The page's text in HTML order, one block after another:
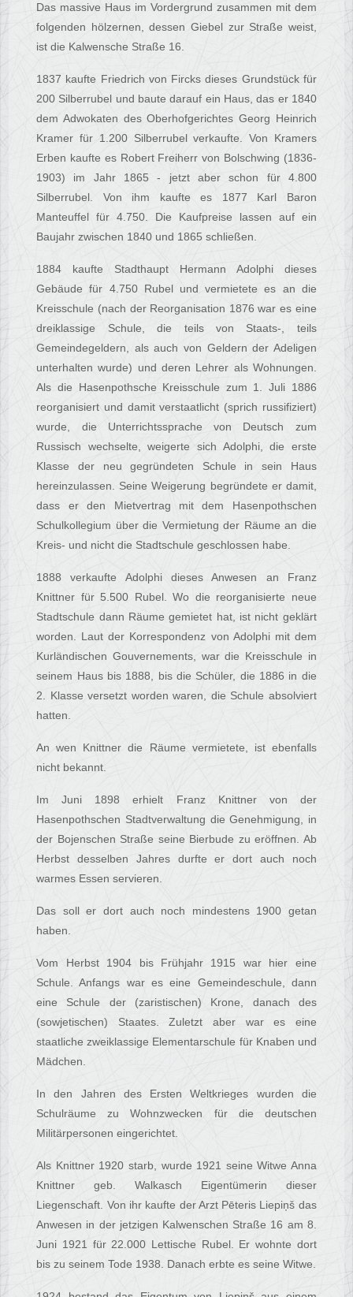
Das massive Haus im Vordergrund zusammen mit dem
folgenden hölzernen, dessen Giebel zur Straße weist,
ist die Kalwensche Straße 16.
1837 kaufte Friedrich von Fircks dieses Grundstück für
200 Silberrubel und baute darauf ein Haus, das er 1840
dem Adwokaten des Oberhofgerichtes Georg Heinrich
Kramer für 1.200 Silberrubel verkaufte. Von Kramers
Erben kaufte es Robert Freiherr von Bolschwing (1836-
1903) im Jahr 1865 - jetzt aber schon für 4.800
Silberrubel. Von ihm kaufte es 1877 Karl Baron
Manteuffel für 4.750. Die Kaufpreise lassen auf ein
Baujahr zwischen 1840 und 1865 schließen.
1884 kaufte Stadthaupt Hermann Adolphi dieses
Gebäude für 4.750 Rubel und vermietete es an die
Kreisschule (nach der Reorganisation 1876 war es eine
dreiklassige Schule, die teils von Staats-, teils
Gemeindegeldern, als auch von Geldern der Adeligen
unterhalten wurde) und deren Lehrer als Wohnungen.
Als die Hasenpothsche Kreisschule zum 1. Juli 1886
reorganisiert und damit verstaatlicht (sprich russifiziert)
wurde, die Unterrichtssprache von Deutsch zum
Russisch wechselte, weigerte sich Adolphi, die erste
Klasse der neu gegründeten Schule in sein Haus
hereinzulassen. Seine Weigerung begründete er damit,
dass er den Mietvertrag mit dem Hasenpothschen
Schulkollegium über die Vermietung der Räume an die
Kreis- und nicht die Stadtschule geschlossen habe.
1888 verkaufte Adolphi dieses Anwesen an Franz
Knittner für 5.500 Rubel. Wo die reorganisierte neue
Stadtschule dann Räume gemietet hat, ist nicht geklärt
worden. Laut der Korrespondenz von Adolphi mit dem
Kurländischen Gouvernements, war die Kreisschule in
seinem Haus bis 1888, bis die Schüler, die 1886 in die
2. Klasse versetzt worden waren, die Schule absolviert
hatten.
An wen Knittner die Räume vermietete, ist ebenfalls
nicht bekannt.
Im Juni 1898 erhielt Franz Knittner von der
Hasenpothschen Stadtverwaltung die Genehmigung, in
der Bojenschen Straße seine Bierbude zu eröffnen. Ab
Herbst desselben Jahres durfte er dort auch noch
warmes Essen servieren.
Das soll er dort auch noch mindestens 1900 getan
haben.
Vom Herbst 1904 bis Frühjahr 1915 war hier eine
Schule. Anfangs war es eine Gemeindeschule, dann
eine Schule der (zaristischen) Krone, danach des
(sowjetischen) Staates. Zuletzt aber war es eine
staatliche zweiklassige Elementarschule für Knaben und
Mädchen.
In den Jahren des Ersten Weltkrieges wurden die
Schulräume zu Wohnzwecken für die deutschen
Militärpersonen eingerichtet.
Als Knittner 1920 starb, wurde 1921 seine Witwe Anna
Knittner geb. Walkasch Eigentümerin dieser
Liegenschaft. Von ihr kaufte der Arzt Pēteris Liepiņš das
Anwesen in der jetzigen Kalwenschen Straße 16 am 8.
Juni 1921 für 22.000 Lettische Rubel. Er wohnte dort
bis zu seinem Tode 1938. Danach erbte es seine Witwe.